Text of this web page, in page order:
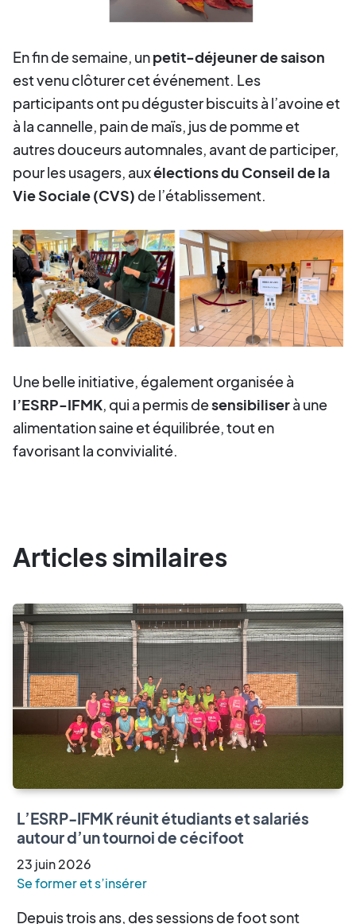
En fin de semaine, unpetit-déjeuner de saison
est venu clôturer cet événement. Les
participants ont pu déguster biscuits à l’avoine et
à la cannelle, pain de maïs, jus de pomme et
autres douceurs automnales, avant de participer,
pour les usagers, auxélections du Conseil de la
Vie Sociale (CVS) de l’établissement.
Une belle initiative, également organisée à
l’ESRP-IFMK, qui a permis desensibiliserà une
alimentation saine et équilibrée, tout en
favorisant la convivialité.
Articles similaires
L’ESRP-IFMK réunit étudiants et salariés
autour d’un tournoi de cécifoot
23 juin2026
Se former et s’insérer
Depuis trois ans, des sessions de foot sont